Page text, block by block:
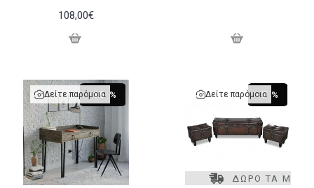
108,00€
-15 %
Δείτε παρόμοια
ΔΩΡΟ ΤΑ
-7 %
Δείτε παρόμοια